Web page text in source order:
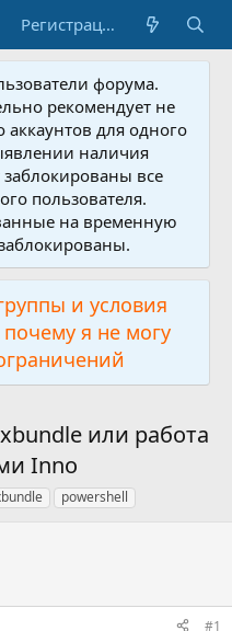
Регистрация
форума.
рекомендует не
аккаунтов для одного
наличия
заблокированы все
пользователя.
на временную
и условия
я не могу
или работа
Inno
powershell
#1